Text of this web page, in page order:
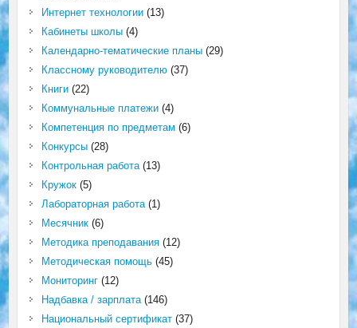
Интернет технологии(13)
Кабинеты школы(4)
Календарно-тематические планы(29)
Классному руководителю(37)
Книги(22)
Коммунальные платежи(4)
Компетенция по предметам (6)
Конкурсы(28)
Контрольная работа(13)
Кружок(5)
Лабораторная работа(1)
Месячник(6)
Методика преподавания(12)
Методическая помощь(45)
Мониторинг(12)
Надбавка / зарплата(146)
Национальный сертификат(37)